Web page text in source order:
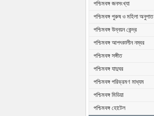
পশ্চিমবঙ্গ জনসংখ্যা
পশ্চিমবঙ্গ পুরুষ ও মহিলা অনুপাত
পশ্চিমবঙ্গ উন্নয়ন কেন্দ্র
পশ্চিমবঙ্গ আপৎকালীন নম্বর
পশ্চিমবঙ্গ সঙ্গীত
পশ্চিমবঙ্গ যাদুঘর
পশ্চিমবঙ্গ পরিভ্রমণ মাধ্যম
পশ্চিমবঙ্গ মিডিয়া
পশ্চিমবঙ্গ হোটেল